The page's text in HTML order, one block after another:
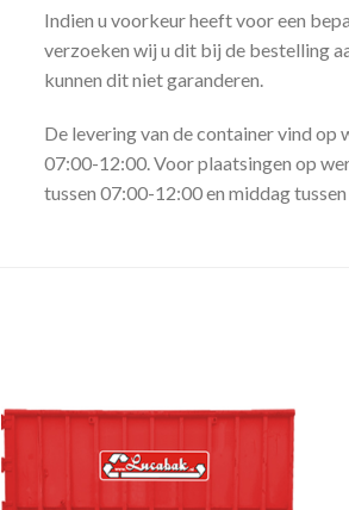
Indien u voorkeur heeft voor een
verzoeken wij u dit bij de bestelling
kunnen dit niet garanderen.
De levering van de container vind
07:00-12:00. Voor plaatsingen op
tussen 07:00-12:00 en middag tussen